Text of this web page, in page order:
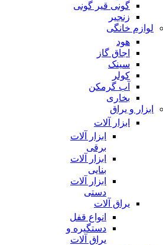
گونی قیر گونی
زنجیر
لوازم خانگی
هود
اجاق گاز
سینک
کولر
آب گرمکن
بخاری
ابزار و یراق
ابزار آلات
ابزار آلات
برقی
ابزار آلات
بنایی
ابزار آلات
دستی
یراق آلات
انواع قفل
دستگیره و
یراق آلات